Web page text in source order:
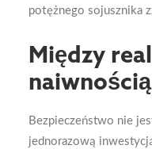
potężnego sojusznika
Między
naiwnością
Bezpieczeństwo nie
jednorazową